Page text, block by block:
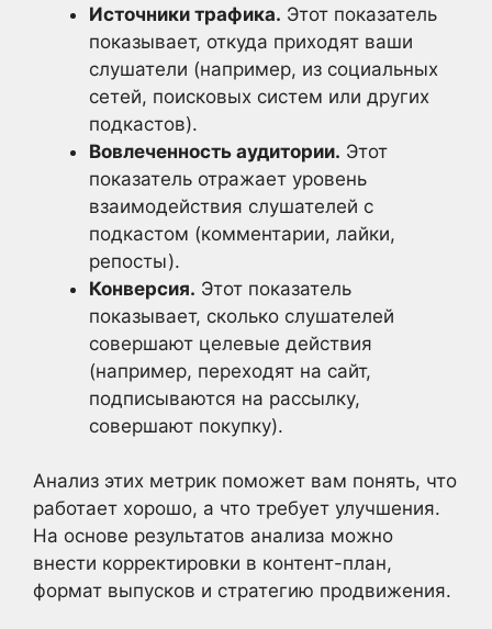
Источники трафика. Этот показатель
показывает, откуда приходят ваши
слушатели (например, из социальных
сетей, поисковых систем или других
подкастов).
Вовлеченность аудитории. Этот
показатель отражает уровень
взаимодействия слушателей с
подкастом (комментарии, лайки,
репосты).
Конверсия. Этот показатель
показывает, сколько слушателей
совершают целевые действия
(например, переходят на сайт,
подписываются на рассылку,
совершают покупку).
Анализ этих метрик поможет вам понять, что
работает хорошо, а что требует улучшения.
На основе результатов анализа можно
внести корректировки в контент-план,
формат выпусков и стратегию продвижения.